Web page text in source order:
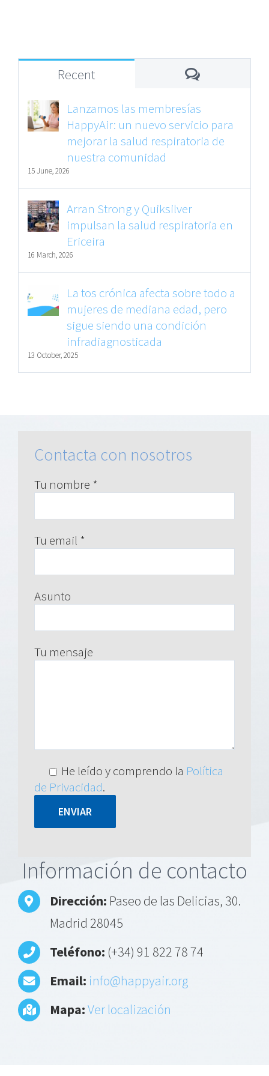
Recent Comments
Lanzamos las membresías
HappyAir: un nuevo servicio para
mejorar la salud respiratoria de
nuestra comunidad
15 June, 2026
Arran Strong y Quiksilver
impulsan la salud respiratoria en
Ericeira
16 March, 2026
La tos crónica afecta sobre todo a
mujeres de mediana edad, pero
sigue siendo una condición
infradiagnosticada
13 October, 2025
Contacta con nosotros
Tu nombre *
Tu email *
Asunto
Tu mensaje
He leído y comprendo la Política
de Privacidad.
Información de contacto
Dirección: Paseo de las Delicias, 30.
Madrid 28045
Teléfono: (+34) 91 822 78 74
Email: info@happyair.org
Mapa:Ver localización